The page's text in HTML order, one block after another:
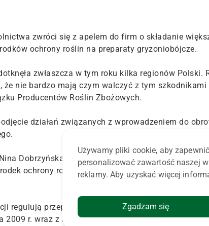
zwróci się z apelem do firm o składanie
ochrony roślin na preparaty gryzoniobójcze.
zwłaszcza w tym roku kilka regionów
że nie bardzo mają czym walczyć z tym
Producentów Roślin Zbożowych.
działań związanych z wprowadzeniem do
Dobrzyńska, dyrektor Departamentu Klimatu i
ochrony roślin może być wprowadzany do
regulują przepisy rozporządzenia Parlamentu
2009 r. wraz z rozporządzeniami wykonawczymi
Używamy pliki cookie, aby
personalizować zawartość naszej
reklamy. Aby uzyskać więcej
Zgadzam się